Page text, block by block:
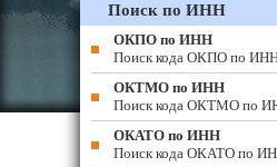
Поиск по ИНН
ОКПО по ИНН
Поиск кода ОКПО по
ОКТМО по ИНН
Поиск кода ОКТМО по
ОКАТО по ИНН
Поиск кода ОКАТО по